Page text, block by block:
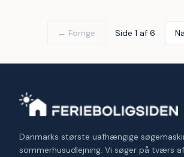
← Forrige Side 1 af 6
Danmarks største uafhængige
sommerhusudlejning. Vi søger på tværs